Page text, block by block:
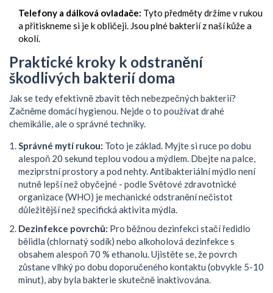
Telefony a dálková ovladače: Tyto předměty držíme v rukou
a přitiskneme si je k obličeji. Jsou plné bakterií z naší kůže a
okolí.
Praktické kroky k odstranění
škodlivých bakterií doma
Jak se tedy efektivně zbavit těch nebezpečných bakterií?
Začněme domácí hygienou. Nejde o to používat drahé
chemikálie, ale o správné techniky.
Správné mytí rukou: Toto je základ. Myjte si ruce po dobu
alespoň 20 sekund teplou vodou a mýdlem. Dbejte na palce,
meziprstní prostory a pod nehty. Antibakteriální mýdlo není
nutně lepší než obyčejné - podle Světové zdravotnické
organizace (WHO) je mechanické odstranění nečistot
důležitější než specifická aktivita mýdla.
Dezinfekce povrchů: Pro běžnou dezinfekci stačí ředidlo
bělidla (chlornatý sodík) nebo alkoholová dezinfekce s
obsahem alespoň 70 % ethanolu. Ujistěte se, že povrch
zůstane vlhký po dobu doporučeného kontaktu (obvykle 5-10
minut), aby byla bakterie skutečně inaktivována.